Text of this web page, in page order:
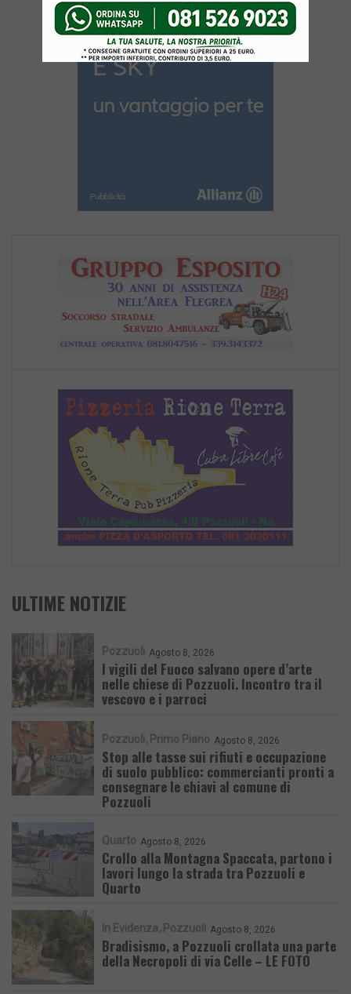
ULTIME NOTIZIE
Pozzuoli Agosto 8, 2026
I vigili del Fuoco salvano opere d’arte
nelle chiese di Pozzuoli. Incontro tra il
vescovo e i parroci
Pozzuoli Primo Piano Agosto 8, 2026
Stop alle tasse sui rifiuti e occupazione
di suolo pubblico: commercianti pronti a
consegnare le chiavi al comune di
Pozzuoli
Quarto Agosto 8, 2026
Crollo alla Montagna Spaccata, partono i
lavori lungo la strada tra Pozzuoli e
Quarto
In Evidenza Pozzuoli Agosto 8, 2026
Bradisismo, a Pozzuoli crollata una parte
della Necropoli di via Celle – LE FOTO